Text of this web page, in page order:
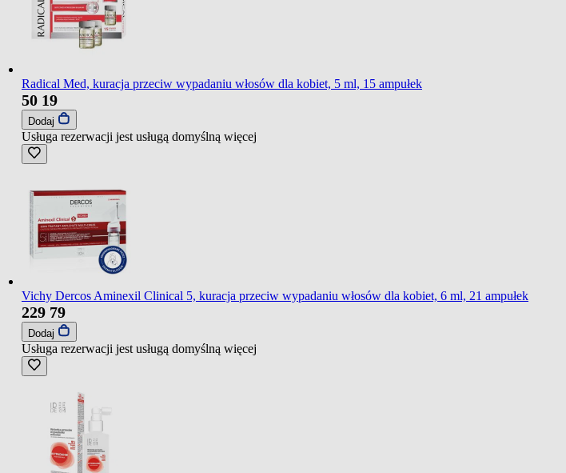
Radical Med, kuracja przeciw wypadaniu włosów dla kobiet, 5 ml, 15 ampułek
50 19
Dodaj
Usługa rezerwacji jest usługą domyślną więcej
Vichy Dercos Aminexil Clinical 5, kuracja przeciw wypadaniu włosów dla kobiet, 6 ml, 21 ampułek
229 79
Dodaj
Usługa rezerwacji jest usługą domyślną więcej